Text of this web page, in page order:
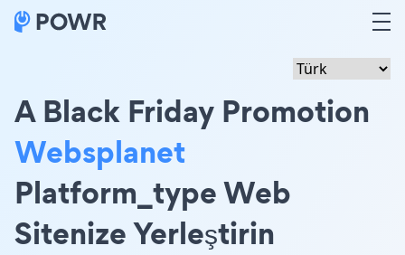
A Black Friday Promotion
Websplanet
Platform_type Web
Sitenize Yerleştirin